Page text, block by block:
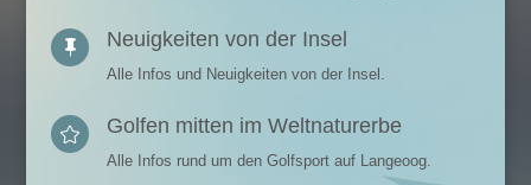
 Neuigkeiten von der Insel
Alle Infos und Neuigkeiten von der Insel.
 Golfen mitten im Weltnaturerbe
Alle Infos rund um den Golfsport auf Langeoog.